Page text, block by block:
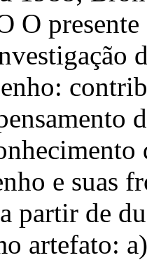
O presente
e suas
partir de
artefato: